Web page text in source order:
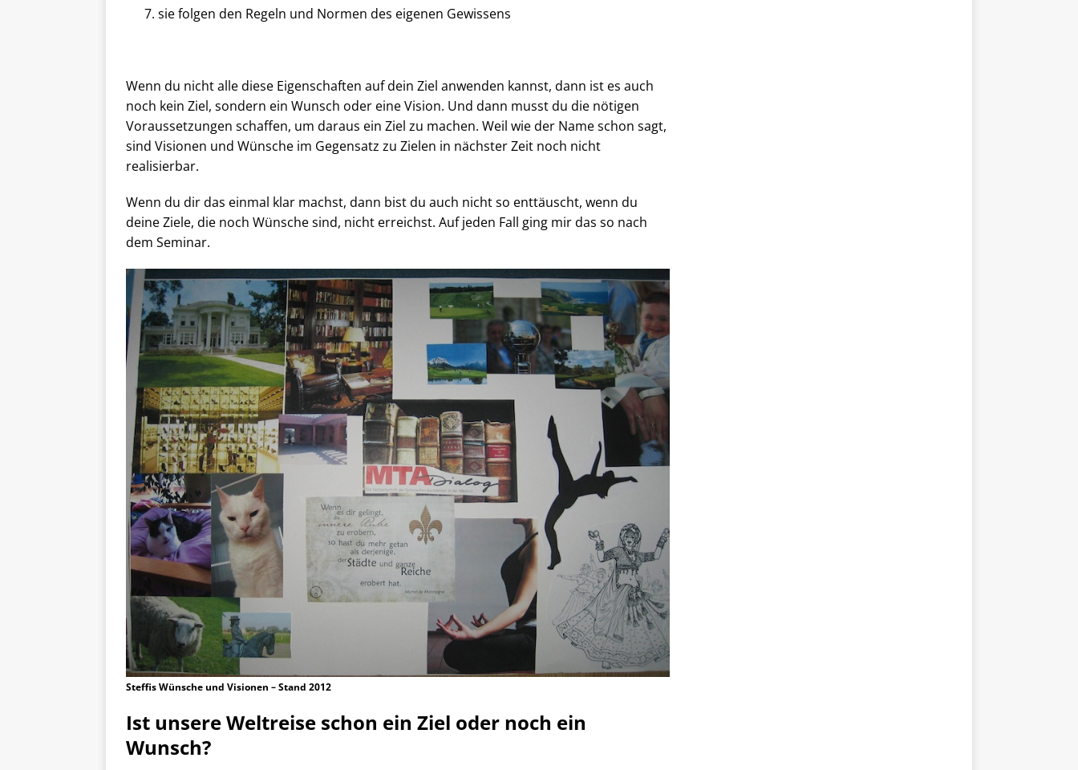
sie folgen den Regeln und Normen des eigenen Gewissens
Wenn du nicht alle diese Eigenschaften auf dein Ziel anwenden kannst, dann ist es auch
noch kein Ziel, sondern ein Wunsch oder eine Vision. Und dann musst du die nötigen
Voraussetzungen schaffen, um daraus ein Ziel zu machen. Weil wie der Name schon sagt,
sind Visionen und Wünsche im Gegensatz zu Zielen in nächster Zeit noch nicht
realisierbar.
Wenn du dir das einmal klar machst, dann bist du auch nicht so enttäuscht, wenn du
deine Ziele, die noch Wünsche sind, nicht erreichst. Auf jeden Fall ging mir das so nach
dem Seminar.
Steffis Wünsche und Visionen – Stand 2012
Ist unsere Weltreise schon ein Ziel oder noch ein
Wunsch?